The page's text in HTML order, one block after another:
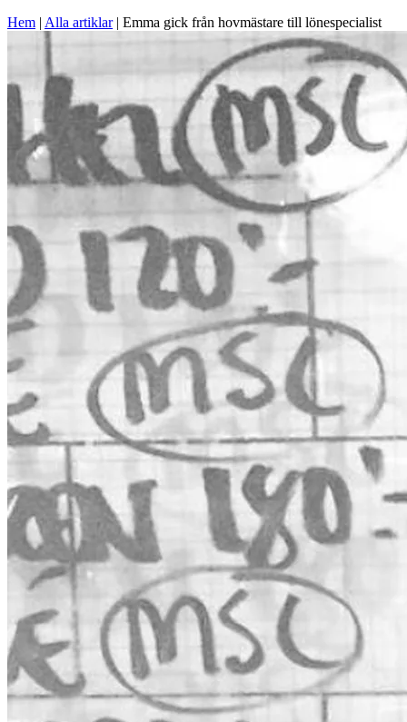
Hem | Alla artiklar| Emma gick från hovmästare till lönespecialist